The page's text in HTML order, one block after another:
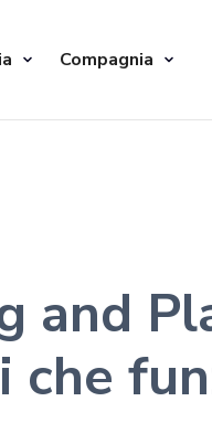
Compagnia
and